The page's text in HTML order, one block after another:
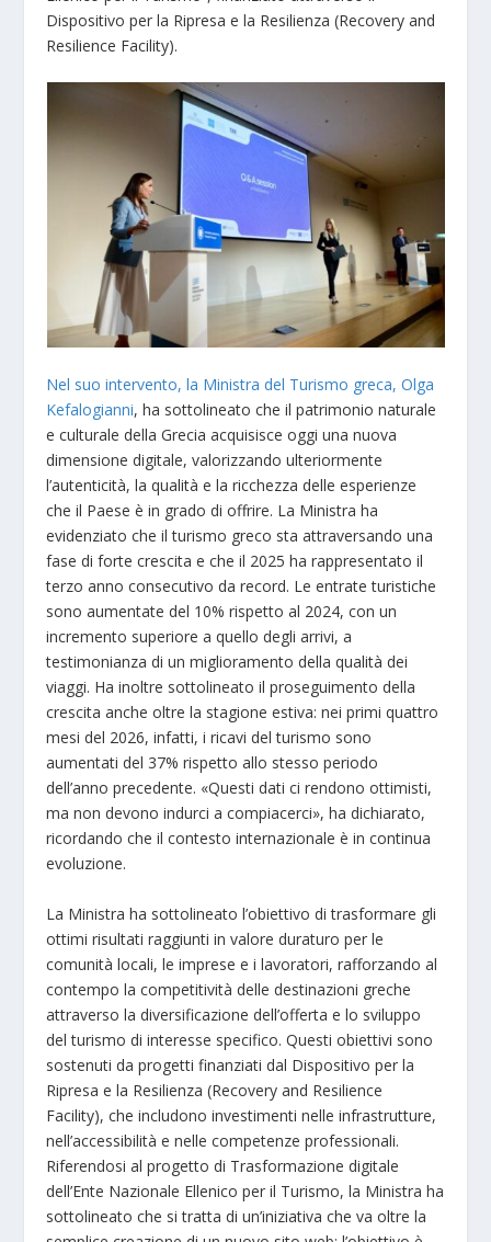
Dispositivo per la Ripresa e la Resilienza (Recovery and
Resilience Facility).
Nel suo intervento, la Ministra del Turismo greca, Olga
Kefalogianni, ha sottolineato che il patrimonio naturale
e culturale della Grecia acquisisce oggi una nuova
dimensione digitale, valorizzando ulteriormente
l’autenticità, la qualità e la ricchezza delle esperienze
che il Paese è in grado di offrire. La Ministra ha
evidenziato che il turismo greco sta attraversando una
fase di forte crescita e che il 2025 ha rappresentato il
terzo anno consecutivo da record. Le entrate turistiche
sono aumentate del 10% rispetto al 2024, con un
incremento superiore a quello degli arrivi, a
testimonianza di un miglioramento della qualità dei
viaggi. Ha inoltre sottolineato il proseguimento della
crescita anche oltre la stagione estiva: nei primi quattro
mesi del 2026, infatti, i ricavi del turismo sono
aumentati del 37% rispetto allo stesso periodo
dell’anno precedente. «Questi dati ci rendono ottimisti,
ma non devono indurci a compiacerci», ha dichiarato,
ricordando che il contesto internazionale è in continua
evoluzione.
La Ministra ha sottolineato l’obiettivo di trasformare gli
ottimi risultati raggiunti in valore duraturo per le
comunità locali, le imprese e i lavoratori, rafforzando al
contempo la competitività delle destinazioni greche
attraverso la diversificazione dell’offerta e lo sviluppo
del turismo di interesse specifico. Questi obiettivi sono
sostenuti da progetti finanziati dal Dispositivo per la
Ripresa e la Resilienza (Recovery and Resilience
Facility), che includono investimenti nelle infrastrutture,
nell’accessibilità e nelle competenze professionali.
Riferendosi al progetto di Trasformazione digitale
dell’Ente Nazionale Ellenico per il Turismo, la Ministra ha
sottolineato che si tratta di un’iniziativa che va oltre la